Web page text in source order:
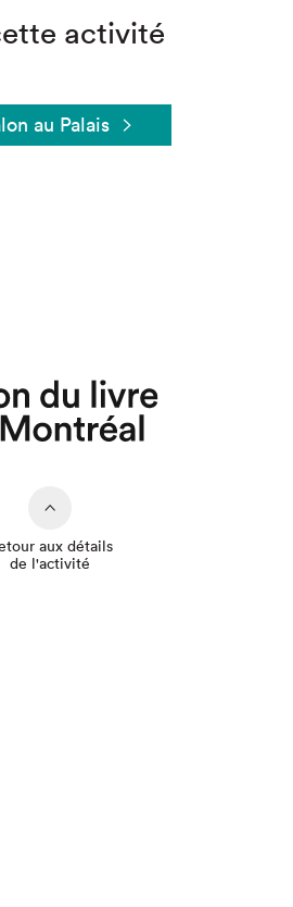
activité
au Palais
aux détails
de l'activité